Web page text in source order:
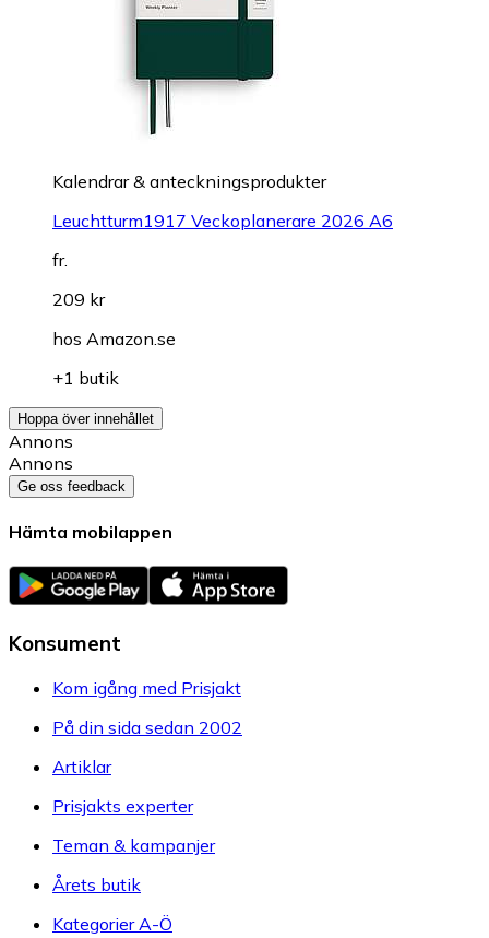
Kalendrar & anteckningsprodukter
Leuchtturm1917 Veckoplanerare 2026 A6
fr.
209 kr
hos Amazon.se
+1 butik
Hoppa över innehållet
Annons
Annons
Ge oss feedback
Hämta mobilappen
Konsument
Kom igång med Prisjakt
På din sida sedan 2002
Artiklar
Prisjakts experter
Teman & kampanjer
Årets butik
Kategorier A-Ö